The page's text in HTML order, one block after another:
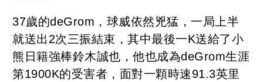
37歲的deGrom，球威依然兇猛，一局上半
就送出2次三振結束，其中最後一K送給了小
熊日籍強棒鈴木誠也，他也成為deGrom生涯
第1900K的受害者，面對一顆時速91.3英里